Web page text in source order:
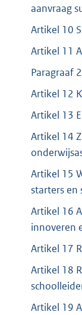
aanvraag
Artikel 10
Artikel 11
Paragraaf
Artikel 12
Artikel 13
Artikel 14
Artikel 15
starters en
Artikel 16
innoveren
Artikel 17
Artikel 18
Artikel 19